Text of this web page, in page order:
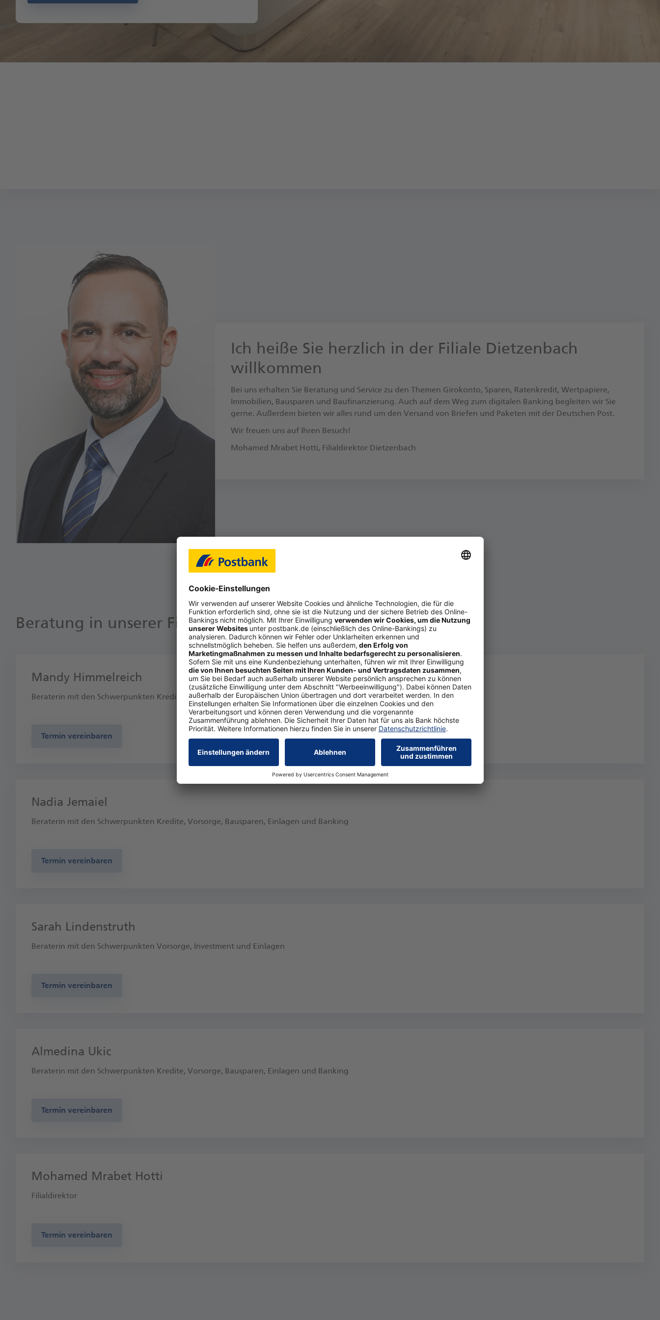
Ich heiße Sie herzlich in der Filiale Dietzenbach
willkommen
Bei uns erhalten Sie Beratung und Service zu den Themen Girokonto, Sparen, Ratenkredit, Wertpapiere,
Immobilien, Bausparen und Baufinanzierung. Auch auf dem Weg zum digitalen Banking begleiten wir Sie
gerne. Außerdem bieten wir alles rund um den Versand von Briefen und Paketen mit der Deutschen Post.
Wir freuen uns auf Ihren Besuch!
Mohamed Mrabet Hotti, Fi­li­al­di­rek­tor Dietzenbach
Beratung in unserer Filiale
Mandy Himmelreich
Beraterin mit den Schwerpunkten Kredite, Vorsorge, Bausparen, Einlagen und Banking
Termin vereinbaren
Nadia Jemaiel
Beraterin mit den Schwerpunkten Kredite, Vorsorge, Bausparen, Einlagen und Banking
Termin vereinbaren
Sarah Lindenstruth
Beraterin mit den Schwerpunkten Vorsorge, Investment und Einlagen
Termin vereinbaren
Almedina Ukic
Beraterin mit den Schwerpunkten Kredite, Vorsorge, Bausparen, Einlagen und Banking
Termin vereinbaren
Mohamed Mrabet Hotti
Filialdirektor
Termin vereinbaren